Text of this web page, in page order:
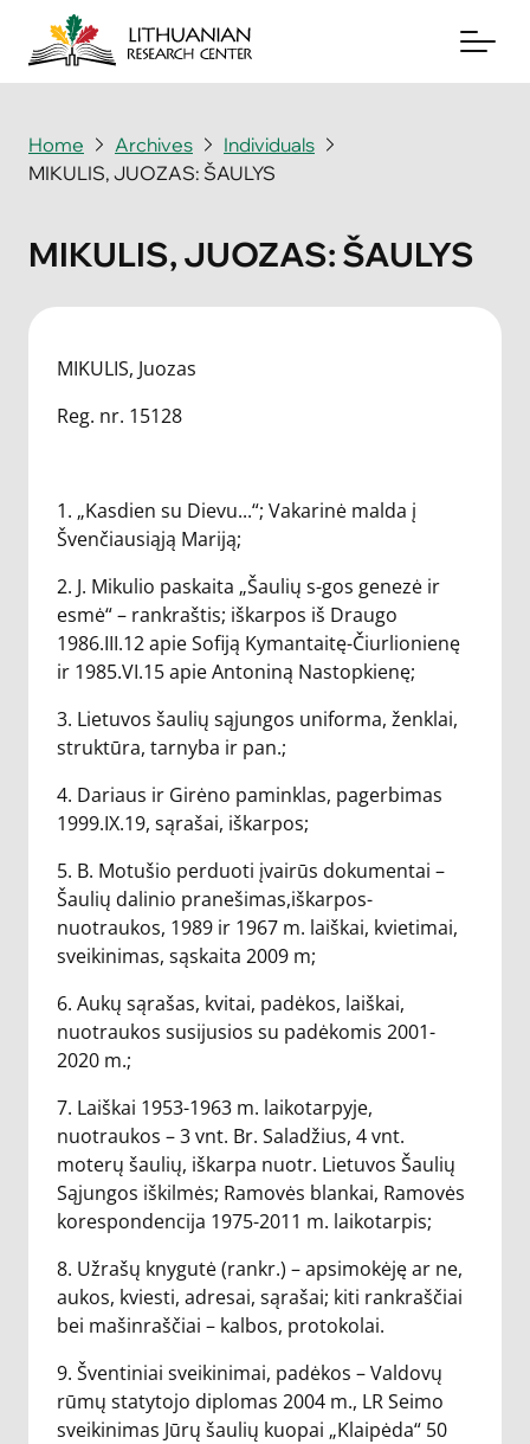
About
News & Events
Contact Us
Home Archives
Individuals
MIKULIS, JUOZAS: ŠAULYS
MIKULIS, JUOZAS: ŠAULYS
MIKULIS, Juozas
Reg. nr. 15128
1. „Kasdien su Dievu...“; Vakarinė malda į
Švenčiausiąją Mariją;
2. J. Mikulio paskaita „Šaulių s-gos genezė ir
esmė“ – rankraštis; iškarpos iš Draugo
1986.III.12 apie Sofiją Kymantaitę-Čiurlionienę
ir 1985.VI.15 apie Antoniną Nastopkienę;
3. Lietuvos šaulių sąjungos uniforma, ženklai,
struktūra, tarnyba ir pan.;
4. Dariaus ir Girėno paminklas, pagerbimas
1999.IX.19, sąrašai, iškarpos;
5. B. Motušio perduoti įvairūs dokumentai –
Šaulių dalinio pranešimas,iškarpos-
nuotraukos, 1989 ir 1967 m. laiškai, kvietimai,
sveikinimas, sąskaita 2009 m;
6. Aukų sąrašas, kvitai, padėkos, laiškai,
nuotraukos susijusios su padėkomis 2001-
2020 m.;
7. Laiškai 1953-1963 m. laikotarpyje,
nuotraukos – 3 vnt. Br. Saladžius, 4 vnt.
moterų šaulių, iškarpa nuotr. Lietuvos Šaulių
Sąjungos iškilmės; Ramovės blankai, Ramovės
korespondencija 1975-2011 m. laikotarpis;
8. Užrašų knygutė (rankr.) – apsimokėję ar ne,
aukos, kviesti, adresai, sąrašai; kiti rankraščiai
bei mašinraščiai – kalbos, protokolai.
9. Šventiniai sveikinimai, padėkos – Valdovų
rūmų statytojo diplomas 2004 m., LR Seimo
sveikinimas Jūrų šaulių kuopai „Klaipėda“ 50